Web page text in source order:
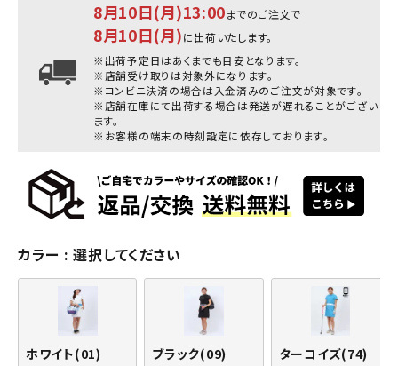
8月10日(月)13:00までのご注文で
8月10日(月)に出荷いたします。
※出荷予定日はあくまでも目安となります。
※店舗受け取りは対象外になります。
※コンビニ決済の場合は入金済みのご注文が対象です。
※店舗在庫にて出荷する場合は発送が遅れることがござい
ます。
※お客様の端末の時刻設定に依存しております。
カラー 選択してください
ホワイト(01) ブラック(09) ターコイズ(74)